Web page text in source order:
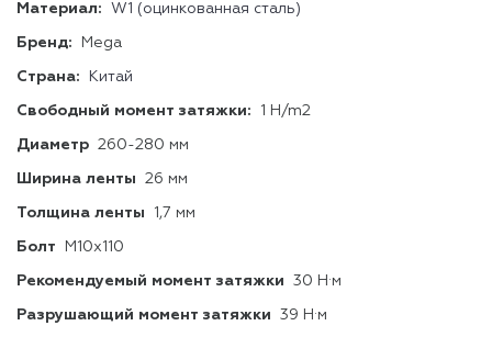
Материал: W1 (оцинкованная сталь)
Бренд: Mega
Страна: Китай
Свободный момент затяжки: 1 H/m2
Диаметр 260-280 мм
Ширина ленты 26 мм
Толщина ленты 1,7 мм
Болт М10х110
Рекомендуемый момент затяжки 30 Н·м
Разрушающий момент затяжки 39 Н·м